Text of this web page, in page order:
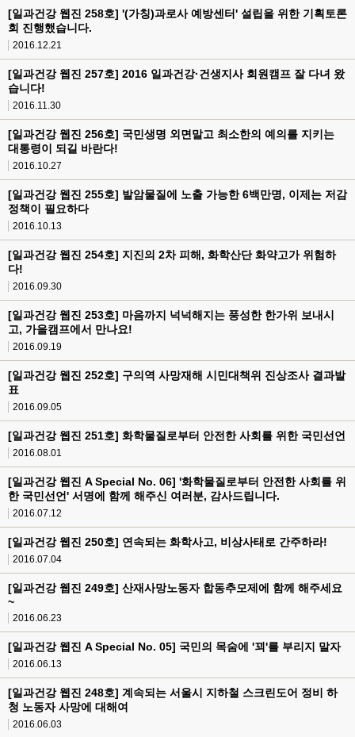
[일과건강 웹진 258호] '(가칭)과로사 예방센터' 설립을 위한 기획토론
회 진행했습니다.
2016.12.21
[일과건강 웹진 257호] 2016 일과건강·건생지사 회원캠프 잘 다녀 왔
습니다!
2016.11.30
[일과건강 웹진 256호] 국민생명 외면말고 최소한의 예의를 지키는
대통령이 되길 바란다!
2016.10.27
[일과건강 웹진 255호] 발암물질에 노출 가능한 6백만명, 이제는 저감
정책이 필요하다
2016.10.13
[일과건강 웹진 254호] 지진의 2차 피해, 화학산단 화약고가 위험하
다!
2016.09.30
[일과건강 웹진 253호] 마음까지 넉넉해지는 풍성한 한가위 보내시
고, 가을캠프에서 만나요!
2016.09.19
[일과건강 웹진 252호] 구의역 사망재해 시민대책위 진상조사 결과발
표
2016.09.05
[일과건강 웹진 251호] 화학물질로부터 안전한 사회를 위한 국민선언
2016.08.01
[일과건강 웹진 A Special No. 06] '화학물질로부터 안전한 사회를 위
한 국민선언' 서명에 함께 해주신 여러분, 감사드립니다.
2016.07.12
[일과건강 웹진 250호] 연속되는 화학사고, 비상사태로 간주하라!
2016.07.04
[일과건강 웹진 249호] 산재사망노동자 합동추모제에 함께 해주세요
~
2016.06.23
[일과건강 웹진 A Special No. 05] 국민의 목숨에 '꾀'를 부리지 말자
2016.06.13
[일과건강 웹진 248호] 계속되는 서울시 지하철 스크린도어 정비 하
청 노동자 사망에 대해여
2016.06.03